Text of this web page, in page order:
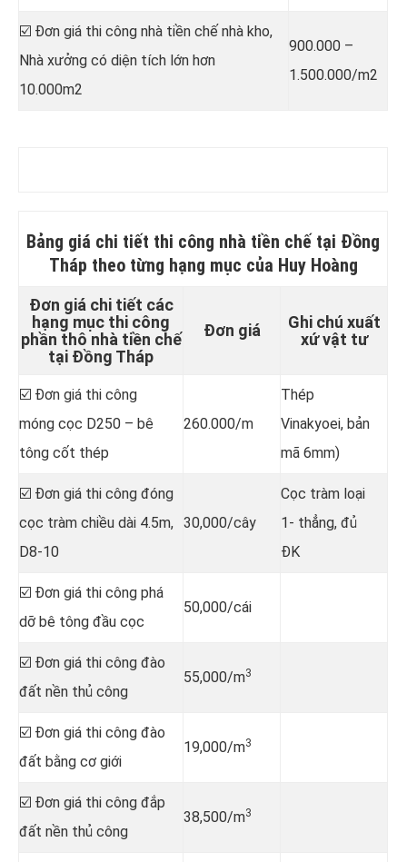
☑️ Đơn giá thi công nhà tiền chế nhà kho,
Nhà xưởng có diện tích lớn hơn
10.000m2
900.000 –
1.500.000/m2
Bảng giá chi tiết thi công nhà tiền chế tại Đồng
Tháp theo từng hạng mục của Huy Hoàng
Đơn giá chi tiết các
hạng mục thi công
phần thô nhà tiền chế
tại Đồng Tháp
Đơn giá
Ghi chú xuất
xứ vật tư
☑️ Đơn giá thi công
móng cọc D250 – bê
tông cốt thép
260.000/m
Thép
Vinakyoei, bản
mã 6mm)
☑️ Đơn giá thi công đóng
cọc tràm chiều dài 4.5m,
D8-10
30,000/cây
Cọc tràm loại
1- thẳng, đủ
ĐK
☑️ Đơn giá thi công phá
dỡ bê tông đầu cọc
50,000/cái
☑️ Đơn giá thi công đào
đất nền thủ công
55,000/m3
☑️ Đơn giá thi công đào
đất bằng cơ giới
19,000/m3
☑️ Đơn giá thi công đắp
đất nền thủ công
38,500/m3